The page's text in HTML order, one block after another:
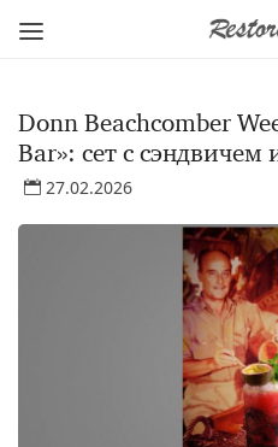
Donn Beachcomber
Bar»: сет с
27.02.2026